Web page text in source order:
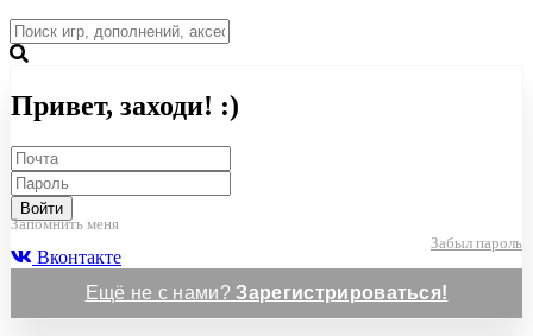
Привет, заходи! :)
Войти
Запомнить меня
Забыл пароль
Вконтакте
Ещё не с нами?Зарегистрироваться!